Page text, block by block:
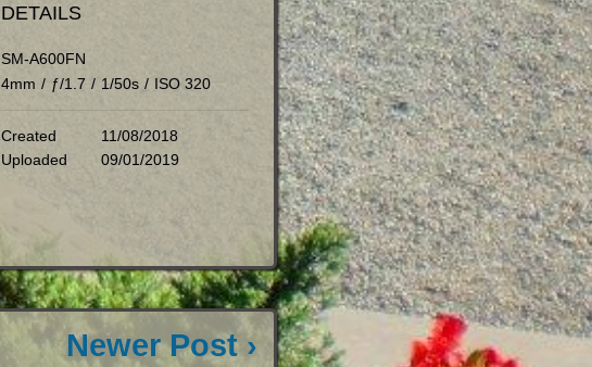
DETAILS
SM-A600FN
4mm / ƒ/1.7 / 1/50s / ISO 320
Created
11/08/2018
Uploaded
09/01/2019
Newer Post ›